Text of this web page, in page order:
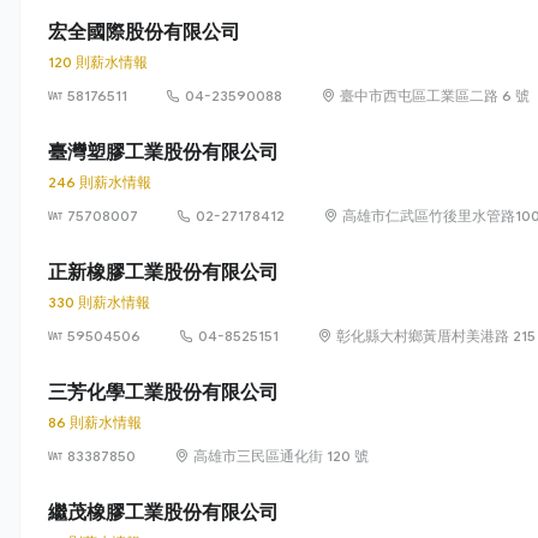
宏全國際股份有限公司
120 則薪水情報
58176511
04-23590088 臺中市西屯區工業區二路 6 號
臺灣塑膠工業股份有限公司
246 則薪水情報
75708007
02-27178412 高雄市仁武區竹後里水管路
正新橡膠工業股份有限公司
330 則薪水情報
59504506
04-8525151 彰化縣大村鄉黃厝村美港路
三芳化學工業股份有限公司
86 則薪水情報
83387850
高雄市三民區通化街 120 號
繼茂橡膠工業股份有限公司